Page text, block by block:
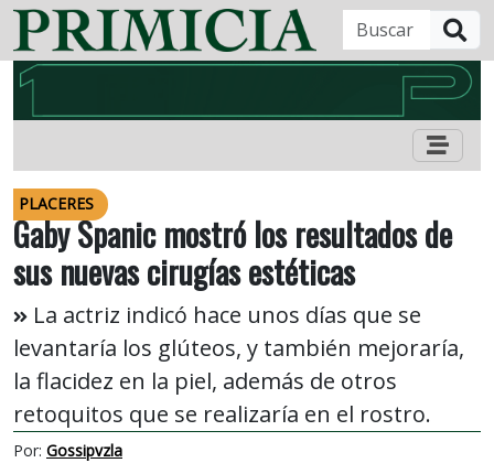
PLACERES
Gaby Spanic mostró los resultados de
sus nuevas cirugías estéticas
La actriz indicó hace unos días que se
levantaría los glúteos, y también mejoraría,
la flacidez en la piel, además de otros
retoquitos que se realizaría en el rostro.
Por: Gossipvzla